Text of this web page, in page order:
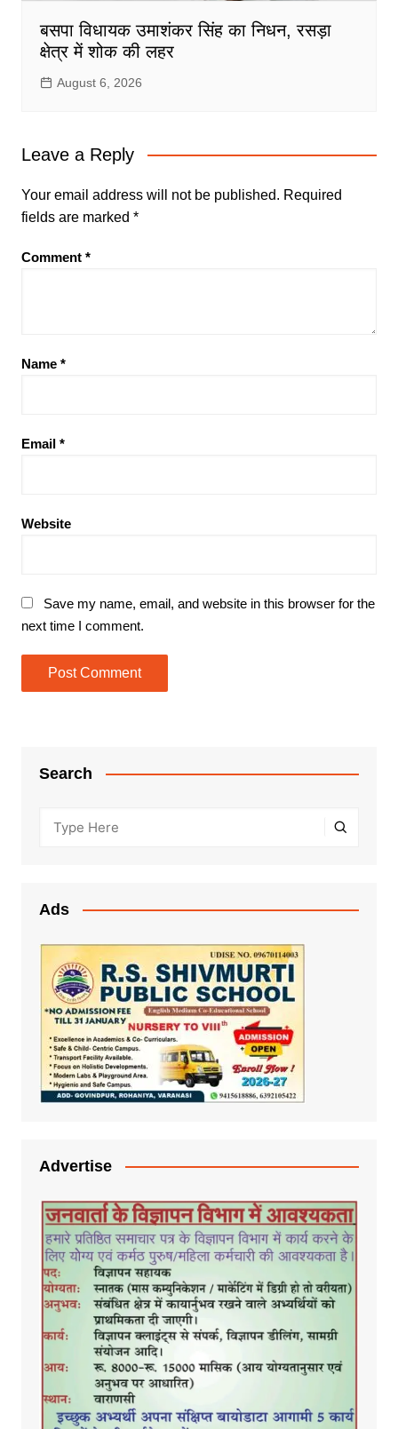
बसपा विधायक उमाशंकर सिंह का निधन, रसड़ा
क्षेत्र में शोक की लहर
August 6, 2026
Leave a Reply
Your email address will not be published. Required
fields are marked *
Comment *
Name *
Email *
Website
Save my name, email, and website in this browser for the
next time I comment.
Search
Ads
Advertise